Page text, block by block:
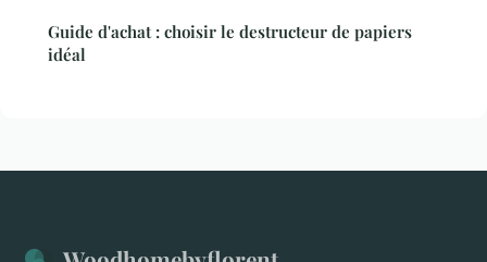
Guide d'achat : choisir le destructeur de papiers
idéal